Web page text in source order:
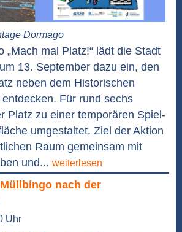
Dormago
„Mach mal Platz!“ lädt die Stadt
13. September dazu ein, den
neben dem Historischen
Für rund sechs
Platz zu einer temporären Spiel-
umgestaltet. Ziel der Aktion
Raum gemeinsam mit
und... weiterlesen
nach der
Uhr